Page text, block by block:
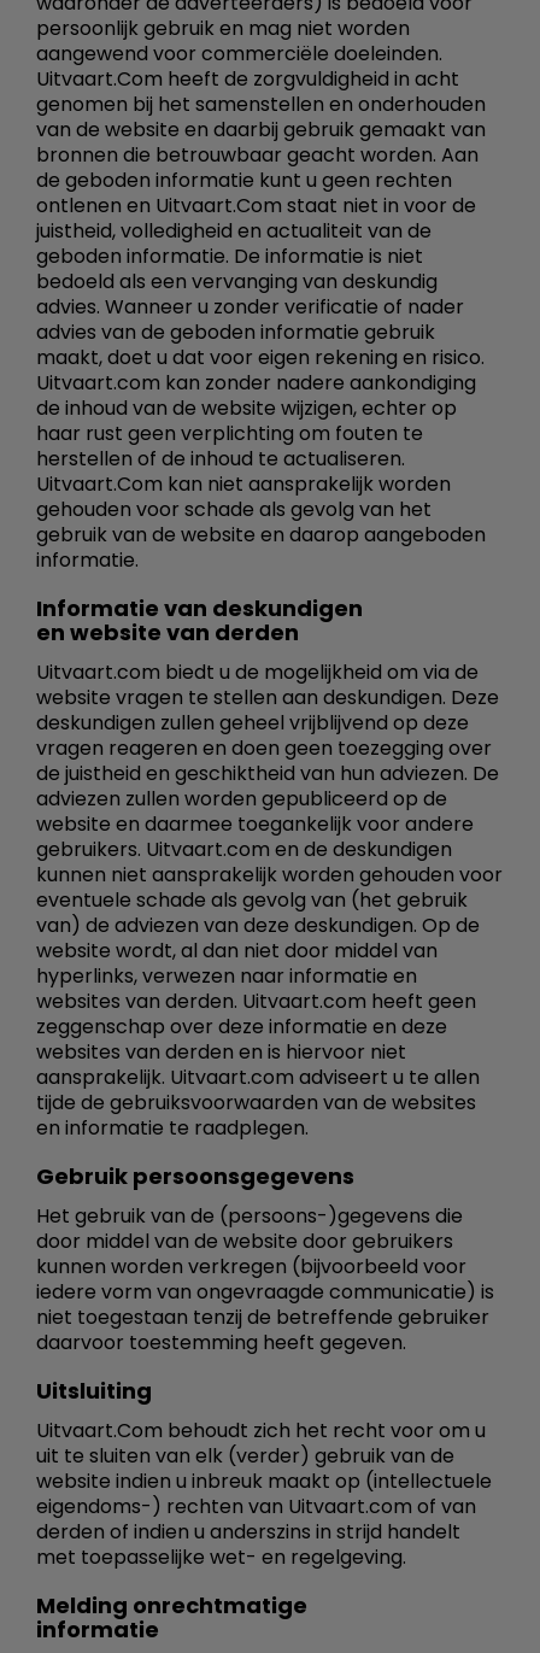
persoonlijk gebruik en mag niet worden
aangewend voor commerciële doeleinden.
Uitvaart.Com heeft de zorgvuldigheid in acht
genomen bij het samenstellen en onderhouden
van de website en daarbij gebruik gemaakt van
bronnen die betrouwbaar geacht worden. Aan
de geboden informatie kunt u geen rechten
ontlenen en Uitvaart.Com staat niet in voor de
juistheid, volledigheid en actualiteit van de
geboden informatie. De informatie is niet
bedoeld als een vervanging van deskundig
advies. Wanneer u zonder verificatie of nader
advies van de geboden informatie gebruik
maakt, doet u dat voor eigen rekening en risico.
Uitvaart.com kan zonder nadere aankondiging
de inhoud van de website wijzigen, echter op
haar rust geen verplichting om fouten te
herstellen of de inhoud te actualiseren.
Uitvaart.Com kan niet aansprakelijk worden
gehouden voor schade als gevolg van het
gebruik van de website en daarop aangeboden
informatie.
Informatie van deskundigen
en website van derden
Uitvaart.com biedt u de mogelijkheid om via de
website vragen te stellen aan deskundigen. Deze
deskundigen zullen geheel vrijblijvend op deze
vragen reageren en doen geen toezegging over
de juistheid en geschiktheid van hun adviezen. De
adviezen zullen worden gepubliceerd op de
website en daarmee toegankelijk voor andere
gebruikers. Uitvaart.com en de deskundigen
kunnen niet aansprakelijk worden gehouden voor
eventuele schade als gevolg van (het gebruik
van) de adviezen van deze deskundigen. Op de
website wordt, al dan niet door middel van
hyperlinks, verwezen naar informatie en
websites van derden. Uitvaart.com heeft geen
zeggenschap over deze informatie en deze
websites van derden en is hiervoor niet
aansprakelijk. Uitvaart.com adviseert u te allen
tijde de gebruiksvoorwaarden van de websites
en informatie te raadplegen.
Gebruik persoonsgegevens
Het gebruik van de (persoons-)gegevens die
door middel van de website door gebruikers
kunnen worden verkregen (bijvoorbeeld voor
iedere vorm van ongevraagde communicatie) is
niet toegestaan tenzij de betreffende gebruiker
daarvoor toestemming heeft gegeven.
Uitsluiting
Uitvaart.Com behoudt zich het recht voor om u
uit te sluiten van elk (verder) gebruik van de
website indien u inbreuk maakt op (intellectuele
eigendoms-) rechten van Uitvaart.com of van
derden of indien u anderszins in strijd handelt
met toepasselijke wet- en regelgeving.
Melding onrechtmatige
informatie